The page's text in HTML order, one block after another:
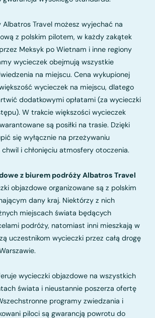
Travel możesz wyjechać na
z polskim pilotem, w każdy zakątek
Meksyk po Wietnam i inne regiony
wycieczek obejmują wszystkie
na miejscu. Cena wykupionej
wycieczek na miejscu, dlatego
dodatkowymi opłatami (za wycieczki
W trakcie większości wycieczek
są posiłki na trasie. Dzięki
się wyłącznie na przeżywaniu
i chłonięciu atmosfery otoczenia.
z biurem podróży Albatros Travel
objazdowe organizowane są z polskim
dany kraj. Niektórzy z nich
miejscach świata będących
podróży, natomiast inni mieszkają w
uczestnikom wycieczki przez całą drogę
wycieczki objazdowe na wszystkich
świata i nieustannie poszerza ofertę
programy zwiedzania i
piloci są gwarancją powrotu do